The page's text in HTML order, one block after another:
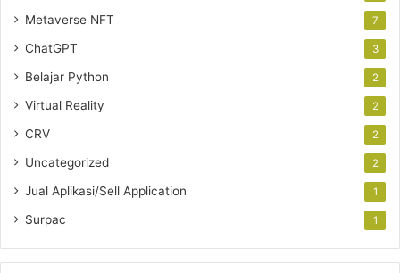
Metaverse NFT 7
ChatGPT 3
Belajar Python 2
Virtual Reality 2
CRV 2
Uncategorized 2
Jual Aplikasi/Sell Application 1
Surpac 1